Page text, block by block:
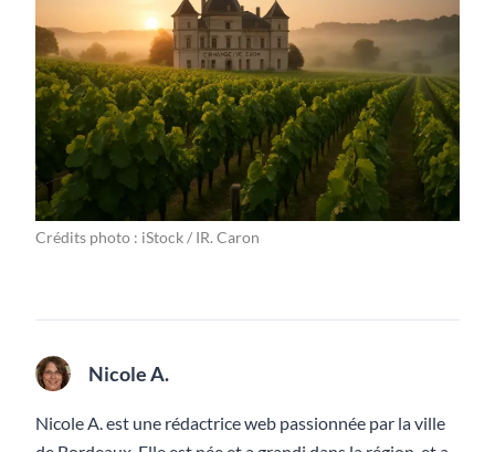
Crédits photo : iStock / IR. Caron
Nicole A.
Nicole A. est une rédactrice web passionnée par la ville